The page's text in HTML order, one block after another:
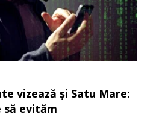
vizează și Satu Mare:
să evităm